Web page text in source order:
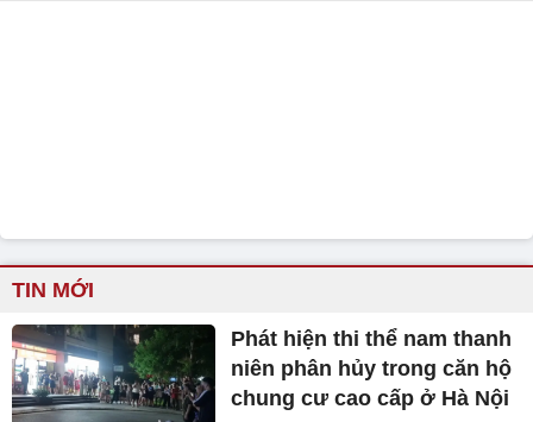
TIN MỚI
Phát hiện thi thể nam thanh
niên phân hủy trong căn hộ
chung cư cao cấp ở Hà Nội